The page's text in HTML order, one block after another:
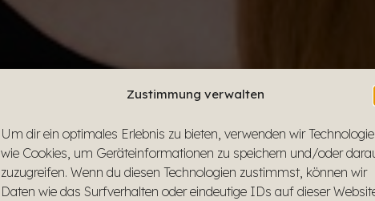
Zustimmung verwalten
Um dir ein optimales Erlebnis zu bieten, verwenden wir
wie Cookies, um Geräteinformationen zu speichern und/oder
zuzugreifen. Wenn du diesen Technologien zustimmst, können wir
Daten wie das Surfverhalten oder eindeutige IDs auf dieser